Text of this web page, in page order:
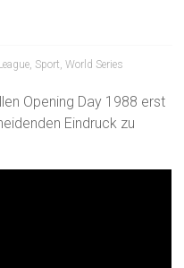
, Sport,World Series
Opening Day 1988 erst
Eindruck zu